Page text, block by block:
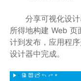
分享可视化设计
所得地构建 Web 页
计到发布，应用程
设计器中完成。